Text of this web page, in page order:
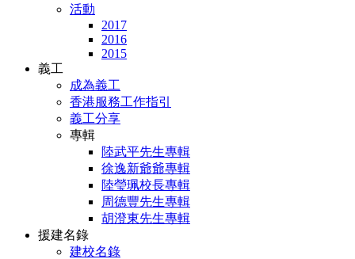
活動
2017
2016
2015
義工
成為義工
香港服務工作指引
義工分享
專輯
陸武平先生專輯
徐逸新爺爺專輯
陸瑩珮校長專輯
周德豐先生專輯
胡澄東先生專輯
援建名錄
建校名錄